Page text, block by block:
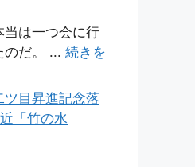
当は一つ会に行
のだ。 ... 続きを
目昇進記念落
「竹の水